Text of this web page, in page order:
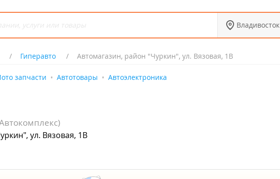
Владивосток
Гиперавто Автомагазин, район "Чуркин", ул. Вязовая, 1В
запчасти Автотовары Автоэлектроника
ул. Вязовая, 1В